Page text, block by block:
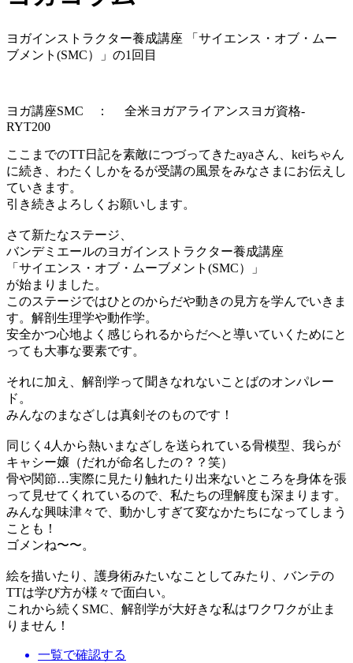
ヨガインストラクター養成講座 「サイエンス・オブ・ムー
ブメント(SMC）」の1回目
ヨガ講座SMC ： 全米ヨガアライアンスヨガ資格-
RYT200
ここまでのTT日記を素敵につづってきたayaさん、keiちゃん
に続き、わたくしかをるが受講の風景をみなさまにお伝えし
ていきます。
引き続きよろしくお願いします。
さて新たなステージ、
バンデミエールのヨガインストラクター養成講座
「サイエンス・オブ・ムーブメント(SMC）」
が始まりました。
このステージではひとのからだや動きの見方を学んでいきま
す。解剖生理学や動作学。
安全かつ心地よく感じられるからだへと導いていくためにと
っても大事な要素です。
それに加え、解剖学って聞きなれないことばのオンパレー
ド。
みんなのまなざしは真剣そのものです！
同じく4人から熱いまなざしを送られている骨模型、我らが
キャシー嬢（だれが命名したの？？笑）
骨や関節…実際に見たり触れたり出来ないところを身体を張
って見せてくれているので、私たちの理解度も深まります。
みんな興味津々で、動かしすぎて変なかたちになってしまう
ことも！
ゴメンね〜〜。
絵を描いたり、護身術みたいなことしてみたり、バンテの
TTは学び方が様々で面白い。
これから続くSMC、解剖学が大好きな私はワクワクが止ま
りません！
一覧で確認する